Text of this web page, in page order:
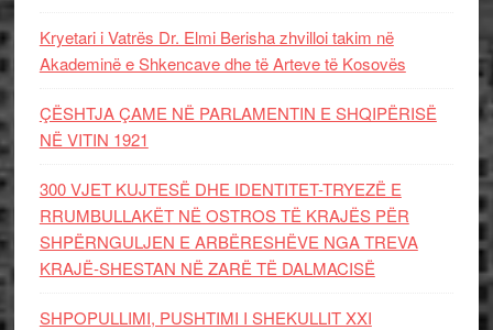
Kryetari i Vatrës Dr. Elmi Berisha zhvilloi takim në
Akademinë e Shkencave dhe të Arteve të Kosovës
ÇËSHTJA ÇAME NË PARLAMENTIN E SHQIPËRISË
NË VITIN 1921
300 VJET KUJTESË DHE IDENTITET-TRYEZË E
RRUMBULLAKËT NË OSTROS TË KRAJËS PËR
SHPËRNGULJEN E ARBËRESHËVE NGA TREVA
KRAJË-SHESTAN NË ZARË TË DALMACISË
SHPOPULLIMI, PUSHTIMI I SHEKULLIT XXI